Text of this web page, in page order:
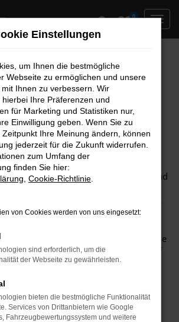
0
für Dessau
Toptipp für Dessau
passt ein Citroen C3 in jede Stadt und
Dessau. Der Grund liegt in der
Modells. Im Autohaus
um die zahlreichen Vorteile und
unserer zahlreichen Standorte
Beratung an erster Stelle und diese
in Sachen Citroen C3 für Dessau auf
im Vorfeld, welche
Lackierung und welche Extras zu
sind und sorgen dafür, dass
erhalten, das Sie sich wünschen.
Einstellungen
um Ihnen die bestmögliche
Webseite zu ermöglichen und unsere
Ihnen zu verbessern. Wir
Ihre Präferenzen und
für Marketing und Statistiken nur,
Einwilligung geben. Wenn Sie zu
Ihre Meinung ändern, können
jederzeit für die Zukunft widerrufen.
zum Umfang der
finden Sie hier:
Cookie-Richtlinie
von Cookies werden von uns eingesetzt:
sind erforderlich, um die
der Webseite zu gewährleisten.
bieten die bestmögliche Funktionalität
Services von Drittanbietern wie Google
Fahrzeugbewertungssystem und weitere